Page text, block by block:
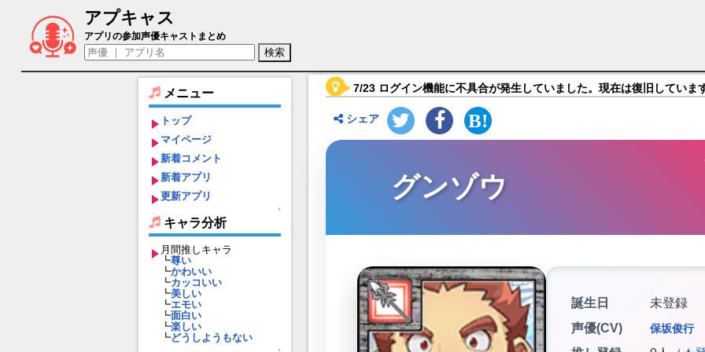
アプキャス
グンゾウ（声優：保坂俊行)【東京放課後サモナーズ】キャラ紹介
アプリの参加声優キャストまとめ
メニュー
トップ
マイページ
新着コメント
新着アプリ
更新アプリ
↑
キャラ分析
月間推しキャラ
┗尊い
┗かわいい
┗カッコいい
┗美しい
┗エモい
┗面白い
┗楽しい
┗どうしようもない
7/23 ログイン機能に不具合が発生していました。現在は復旧していま
シェア
グンゾウ
誕生日
未登録
声優(CV)
保坂俊行